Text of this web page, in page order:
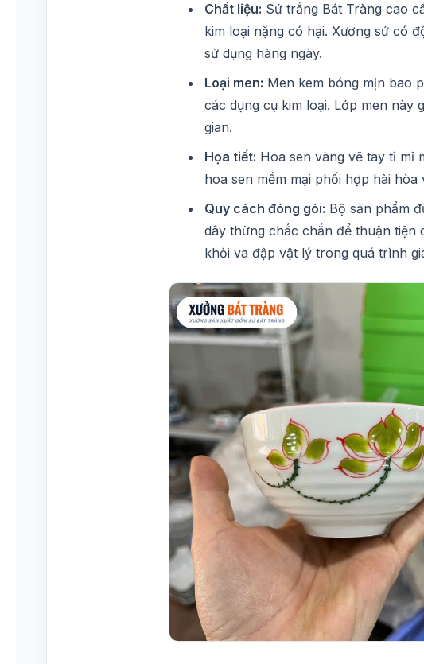
Chất liệu: Sứ trắng Bát Tràng cao
kim loại nặng có hại. Xương sứ có
sử dụng hàng ngày.
Loại men: Men kem bóng mịn bao
các dụng cụ kim loại. Lớp men này
gian.
Họa tiết: Hoa sen vàng vẽ tay tỉ mỉ
hoa sen mềm mại phối hợp hài
Quy cách đóng gói: Bộ sản phẩm
dây thừng chắc chắn để thuận
khỏi va đập vật lý trong quá trình